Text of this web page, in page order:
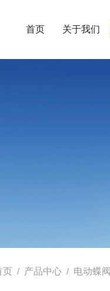
首页 关于我们
页 / 产品中心 / 电动蝶阀